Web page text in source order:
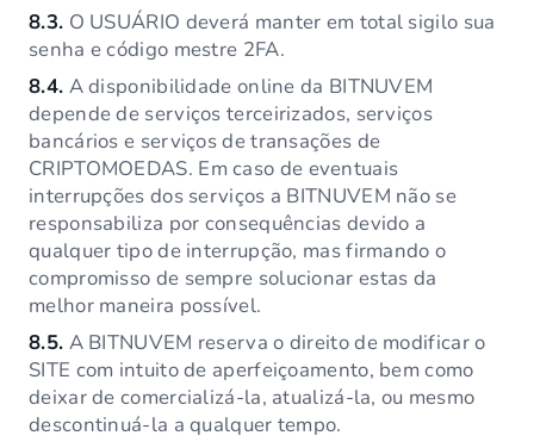
8.3. O USUÁRIO deverá manter em total sigilo sua
senha e código mestre 2FA.
8.4. A disponibilidade online da BITNUVEM
depende de serviços terceirizados, serviços
bancários e serviços de transações de
CRIPTOMOEDAS. Em caso de eventuais
interrupções dos serviços a BITNUVEM não se
responsabiliza por consequências devido a
qualquer tipo de interrupção, mas firmando o
compromisso de sempre solucionar estas da
melhor maneira possível.
8.5. A BITNUVEM reserva o direito de modificar o
SITE com intuito de aperfeiçoamento, bem como
deixar de comercializá-la, atualizá-la, ou mesmo
descontinuá-la a qualquer tempo.